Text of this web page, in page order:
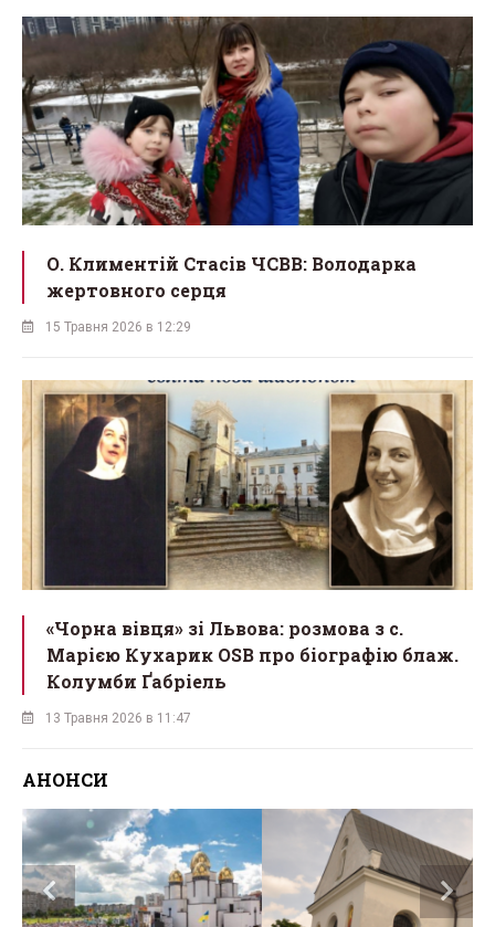
О. Климентій Стасів ЧСВВ: Володарка
жертовного серця
15 Травня 2026 в 12:29
«Чорна вівця» зі Львова: розмова з с.
Марією Кухарик OSB про біографію блаж.
Колумби Ґабріель
13 Травня 2026 в 11:47
АНОНСИ